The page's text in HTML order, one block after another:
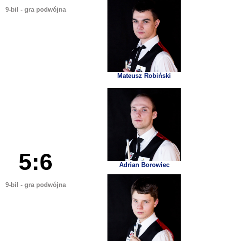
9-bil - gra podwójna
Mateusz Robiński
5:6
9-bil - gra podwójna
Adrian Borowiec